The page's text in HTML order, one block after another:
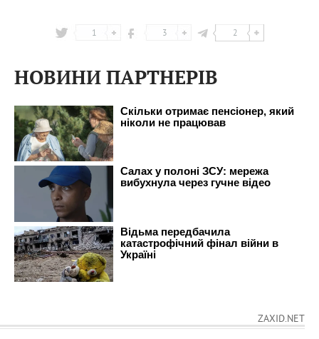
1 3 2
НОВИНИ ПАРТНЕРІВ
ZAXID.NET